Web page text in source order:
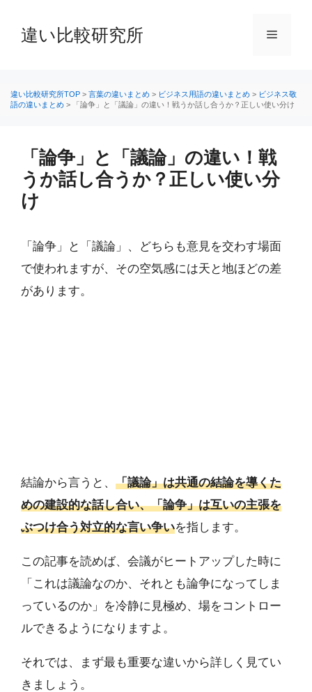
へ
ス
違い比較研究所 メ
ー
違い比較研究所TOP > 言葉の違いまとめ > ビジネス用語の違いまとめ > ビジネス敬
語の違いまとめ > 「論争」と「議論」の違い！戦うか話し合うか？正しい使い分け
「論争」と「議論」の違い！戦
うか話し合うか？正しい使い分
け
「論争」と「議論」、どちらも意見を交わす場面
で使われますが、その空気感には天と地ほどの差
があります。
結論から言うと、 「議論」は共通の結論を導くた
めの建設的な話し合い、「論争」は互いの主張を
ぶつけ合う対立的な言い争いを指します。
この記事を読めば、会議がヒートアップした時に
「これは議論なのか、それとも論争になってしま
っているのか」を冷静に見極め、場をコントロー
ルできるようになりますよ。
それでは、まず最も重要な違いから詳しく見てい
きましょう。